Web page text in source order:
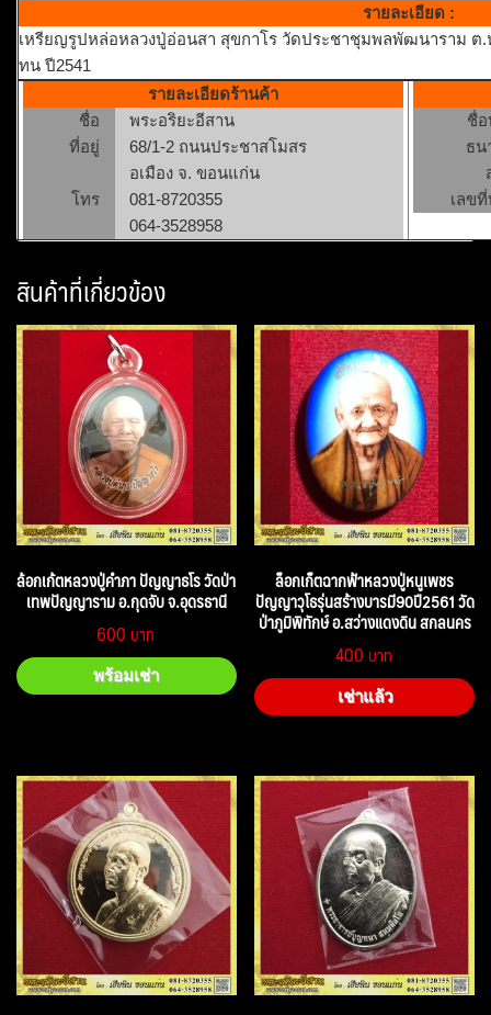
รายละเอียด :
เหรียญรูปหล่อหลวงปู่อ่อนสา สุขกาโร วัดประชาชุมพลพัฒนาราม ต.
ทน ปี2541
รายละเอียดร้านค้า
ชื่อ
พระอริยะอีสาน
ที่อยู่
68/1-2 ถนนประชาสโมสร
อเมือง จ. ขอนแก่น
โทร
081-8720355
064-3528958
ชื่
ธน
เลข
สินค้าที่เกี่ยวข้อง
ล้อกเก้ตหลวงปู่คำภา ปัญญาธโร วัดป่า
เทพปัญญาราม อ.กุดจับ จ.อุดรธานี
600
พร้อมเช่า
ล็อกเก็ตฉากฟ้าหลวงปู่หนูเพชร
ปัญญาวุโธรุ่นสร้างบารมี90ปี2561 วัด
ป่าภูมิพิทักษ์ อ.สว่างแดงดิน สกลนคร
400
เช่าแล้ว